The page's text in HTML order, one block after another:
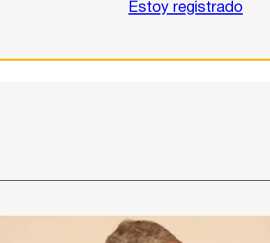
Estoy registrado